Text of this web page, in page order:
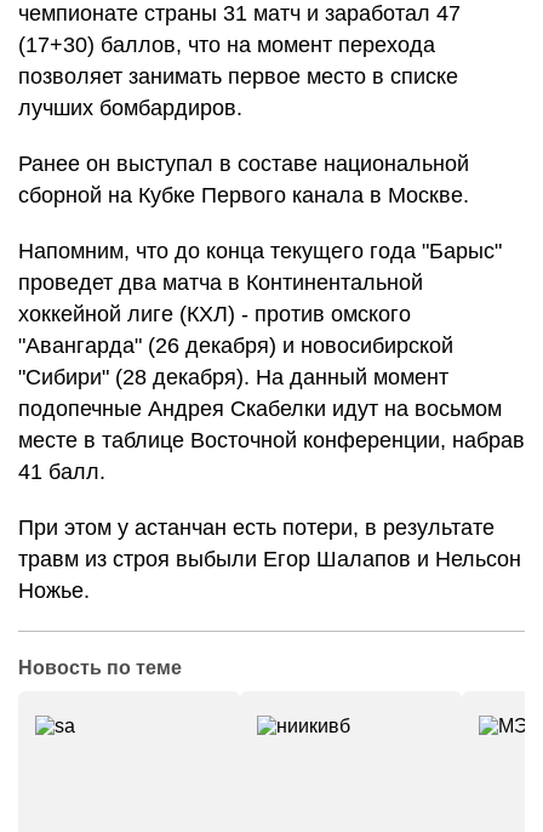
чемпионате страны 31 матч и заработал 47
(17+30) баллов, что на момент перехода
позволяет занимать первое место в списке
лучших бомбардиров.
Ранее он выступал в составе национальной
сборной на Кубке Первого канала в Москве.
Напомним, что до конца текущего года "Барыс"
проведет два матча в Континентальной
хоккейной лиге (КХЛ) - против омского
"Авангарда" (26 декабря) и новосибирской
"Сибири" (28 декабря). На данный момент
подопечные Андрея Скабелки идут на восьмом
месте в таблице Восточной конференции, набрав
41 балл.
При этом у астанчан есть потери, в результате
травм из строя выбыли Егор Шалапов и Нельсон
Ножье.
Новость по теме